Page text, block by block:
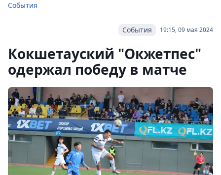
События
19:15, 09 мая 2024
События
Кокшетауский "Окжетпес"
одержал победу в матче